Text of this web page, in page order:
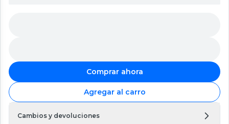
Comprar ahora
Agregar al carro
Cambios y devoluciones